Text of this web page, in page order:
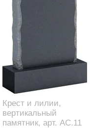
Крест и лилии,
вертикальный
памятник, арт. AC.11